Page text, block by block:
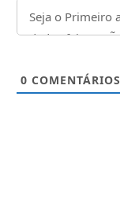
0 COMENTÁRIOS